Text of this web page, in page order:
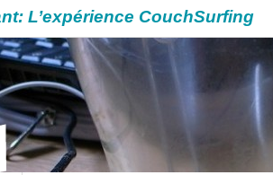
L’expérience CouchSurfing